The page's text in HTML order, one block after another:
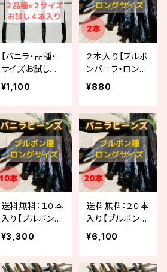
【バニラ・品種・
サイズお試しサ
ンプル（４本）】ブ
ルボン種・タヒチ
本ずつ
¥1,100
２本入り【ブルボ
ンバニラ・ロング
サイズ（16-17c
¥880
送料無料：１０本
入り【ブルボンバ
ニラ・ロングサイ
ズ（16-17cm）】
¥3,300
送料無料：２０本
入り【ブルボンバ
ニラ・ロングサイ
ズ（16-17cm）】
¥6,100